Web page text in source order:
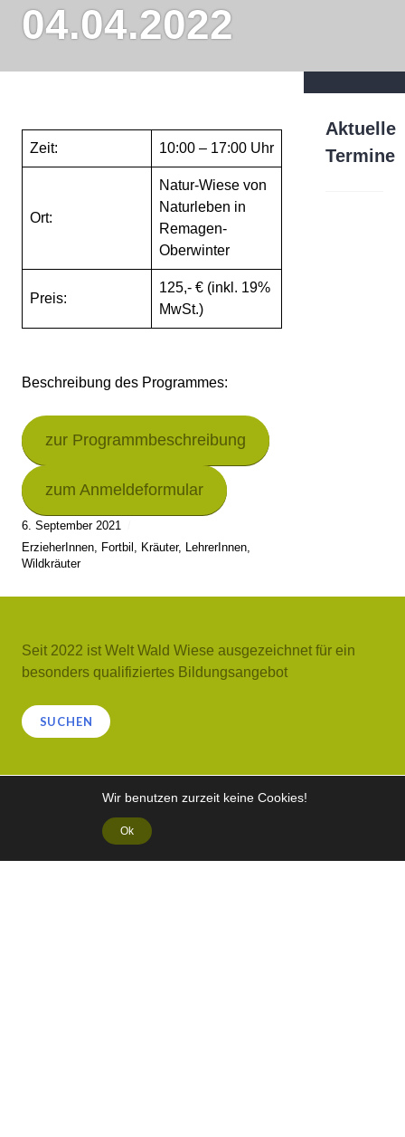
04.04.2022
Zeit: 10:00 – 17:00 Uhr
Ort:
Natur-Wiese von
Naturleben in
Remagen-
Oberwinter
Preis:
125,- € (inkl. 19%
MwSt.)
Beschreibung des Programmes:
zur Programmbeschreibung
zum Anmeldeformular
6. September 2021
ErzieherInnen, Fortbil , Kräuter, LehrerInnen,
Wildkräuter
Aktuelle
Termine
Seit 2022 ist Welt Wald Wiese ausgezeichnet für ein
besonders qualifiziertes Bildungsangebot
Suchen
SUCHEN
Wir benutzen zurzeit keine Cookies!
Ok